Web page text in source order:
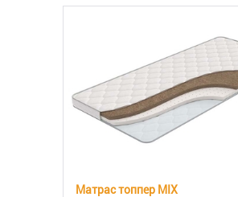
Матрас топпер MIX